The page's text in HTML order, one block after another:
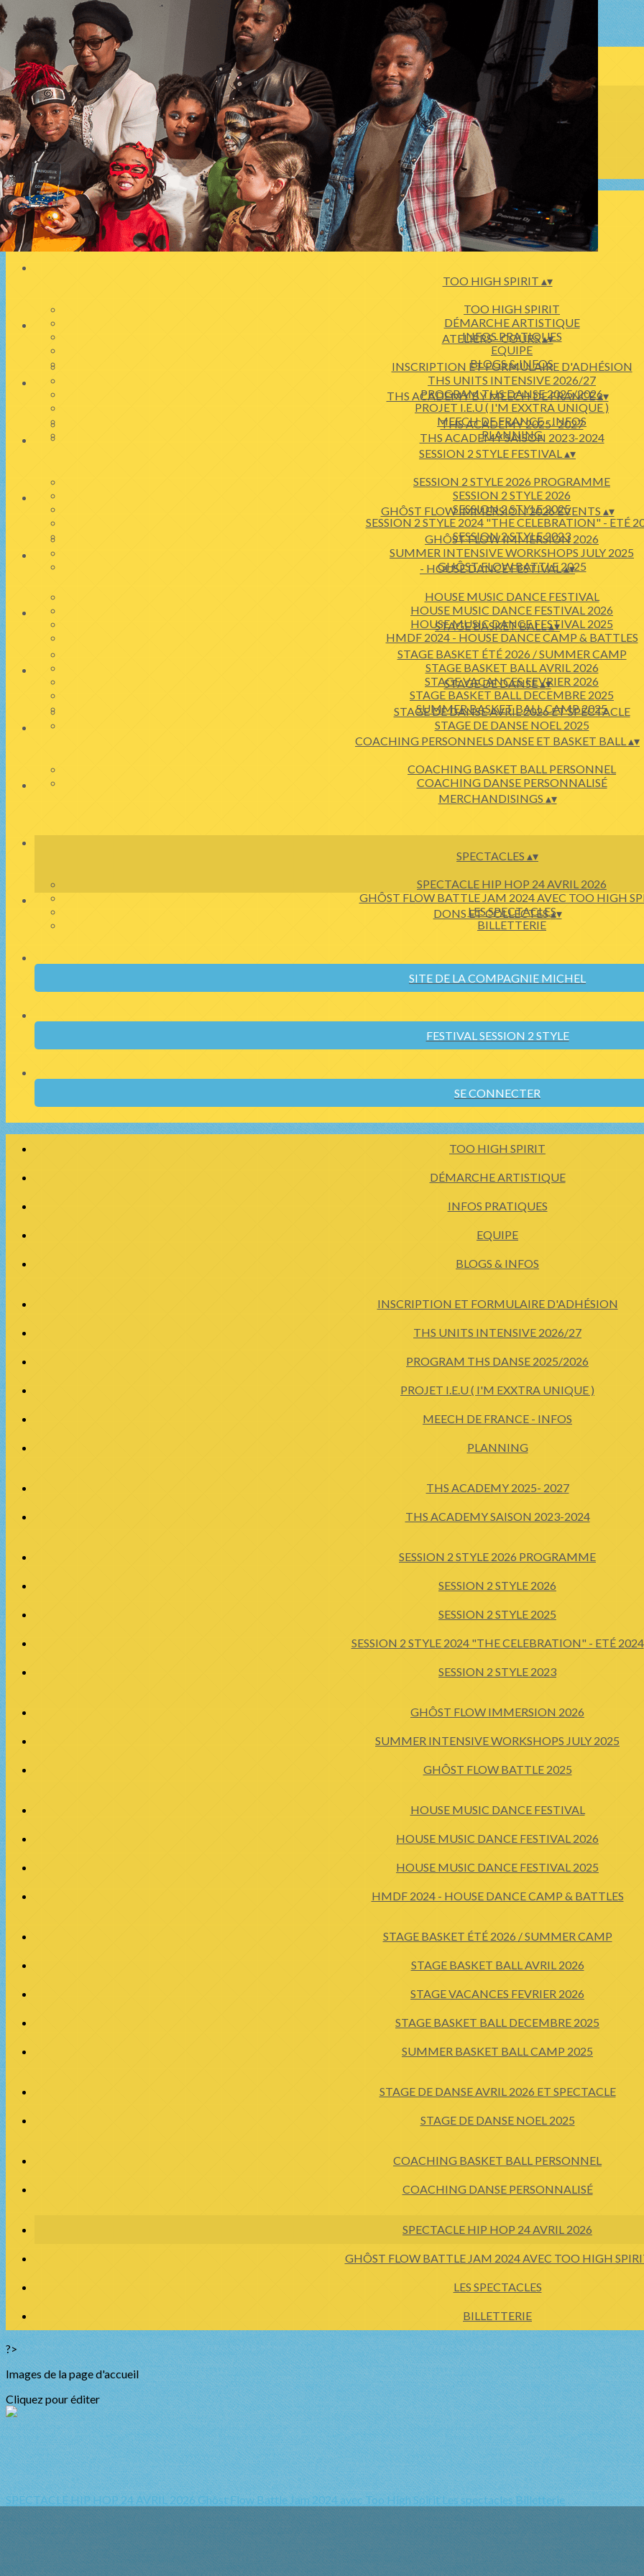
Exporter les lignes sélectionnées
Exporter toutes les colonnes
Exporter uniquement les colonnes affichées
Menu
<
>
SPECTACLE HIP HOP 24 AVRIL 2026
Ghôst Flow Battle Jam 2024 avec Too High Spirit
Les spectacles
Billetterie
Ajoutez un logo, un bouton, des réseaux sociaux
Cliquez pour éditer
TOO HIGH SPIRIT ▴▾
TOO HIGH SPIRIT
DÉMARCHE ARTISTIQUE
INFOS PRATIQUES
EQUIPE
BLOGS & INFOS
ATELIERS - COURS▴▾
INSCRIPTION ET FORMULAIRE D'ADHÉSION
THS UNITS INTENSIVE 2026/27
PROGRAM THS DANSE 2025/2026
PROJET I.E.U ( I'M EXXTRA UNIQUE )
MEECH DE FRANCE - INFOS
PLANNING
THS ACADEMY BY MEECH DE FRANCE▴▾
THS ACADEMY 2025- 2027
THS ACADEMY SAISON 2023-2024
SESSION 2 STYLE FESTIVAL▴▾
SESSION 2 STYLE 2026 PROGRAMME
SESSION 2 STYLE 2026
SESSION 2 STYLE 2025
SESSION 2 STYLE 2024 "THE CELEBRATION" - ETÉ
SESSION 2 STYLE 2023
GHÔST FLOW IMMERSION 2026 EVENTS ▴▾
GHÔST FLOW IMMERSION 2026
SUMMER INTENSIVE WORKSHOPS JULY 2025
GHÔST FLOW BATTLE 2025
- HOUSE DANCE FESTIVAL▴▾
HOUSE MUSIC DANCE FESTIVAL
HOUSE MUSIC DANCE FESTIVAL 2026
HOUSE MUSIC DANCE FESTIVAL 2025
HMDF 2024 - HOUSE DANCE CAMP & BATTLES
STAGE BASKET BALL▴▾
STAGE BASKET ÉTÉ 2026 / SUMMER CAMP
STAGE BASKET BALL AVRIL 2026
STAGE VACANCES FEVRIER 2026
STAGE BASKET BALL DECEMBRE 2025
SUMMER BASKET BALL CAMP 2025
STAGE DE DANSE▴▾
STAGE DE DANSE AVRIL 2026 ET SPECTACLE
STAGE DE DANSE NOEL 2025
COACHING PERSONNELS DANSE ET BASKET BALL▴▾
COACHING BASKET BALL PERSONNEL
COACHING DANSE PERSONNALISÉ
MERCHANDISINGS ▴▾
SPECTACLES ▴▾
SPECTACLE HIP HOP 24 AVRIL 2026
GHÔST FLOW BATTLE JAM 2024 AVEC TOO HIGH
LES SPECTACLES
BILLETTERIE
DONS ET COLLECTES▴▾
SITE DE LA COMPAGNIE MICHEL
FESTIVAL SESSION 2 STYLE
SE CONNECTER
TOO HIGH SPIRIT
DÉMARCHE ARTISTIQUE
INFOS PRATIQUES
EQUIPE
BLOGS & INFOS
INSCRIPTION ET FORMULAIRE D'ADHÉSION
THS UNITS INTENSIVE 2026/27
PROGRAM THS DANSE 2025/2026
PROJET I.E.U ( I'M EXXTRA UNIQUE )
MEECH DE FRANCE - INFOS
PLANNING
THS ACADEMY 2025- 2027
THS ACADEMY SAISON 2023-2024
SESSION 2 STYLE 2026 PROGRAMME
SESSION 2 STYLE 2026
SESSION 2 STYLE 2025
SESSION 2 STYLE 2024 "THE CELEBRATION" - ETÉ 2024
SESSION 2 STYLE 2023
GHÔST FLOW IMMERSION 2026
SUMMER INTENSIVE WORKSHOPS JULY 2025
GHÔST FLOW BATTLE 2025
HOUSE MUSIC DANCE FESTIVAL
HOUSE MUSIC DANCE FESTIVAL 2026
HOUSE MUSIC DANCE FESTIVAL 2025
HMDF 2024 - HOUSE DANCE CAMP & BATTLES
STAGE BASKET ÉTÉ 2026 / SUMMER CAMP
STAGE BASKET BALL AVRIL 2026
STAGE VACANCES FEVRIER 2026
STAGE BASKET BALL DECEMBRE 2025
SUMMER BASKET BALL CAMP 2025
STAGE DE DANSE AVRIL 2026 ET SPECTACLE
STAGE DE DANSE NOEL 2025
COACHING BASKET BALL PERSONNEL
COACHING DANSE PERSONNALISÉ
SPECTACLE HIP HOP 24 AVRIL 2026
GHÔST FLOW BATTLE JAM 2024 AVEC TOO HIGH
LES SPECTACLES
BILLETTERIE
?>
Images de la page d'accueil
Cliquez pour éditer
SPECTACLE HIP HOP 24 AVRIL 2026Ghôst Flow Battle Jam 2024 avec Too High SpiritLes spectaclesBilletterie